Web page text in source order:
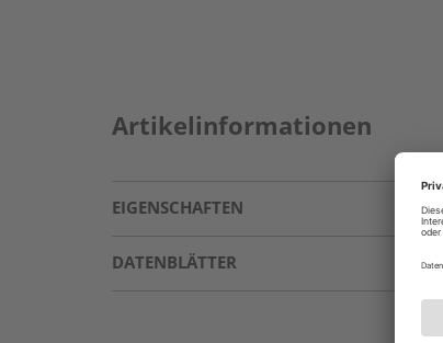
Artikelinformationen
EIGENSCHAFTEN
DATENBLÄTTER